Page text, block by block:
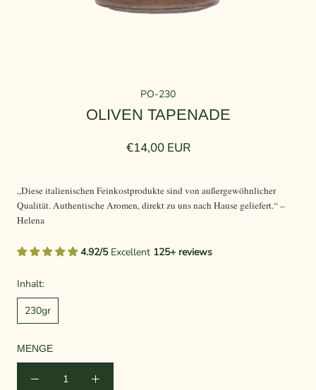
PO-230
OLIVEN TAPENADE
€14,00 EUR
„Diese italienischen Feinkostprodukte sind von außergewöhnlicher
Qualität. Authentische Aromen, direkt zu uns nach Hause geliefert.“ –
Helena
4.92/5Excellent 125+ reviews
Inhalt:
230gr
MENGE